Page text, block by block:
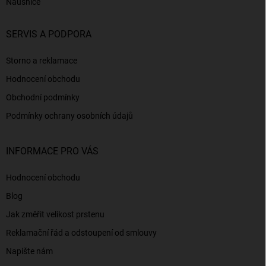
Náušnice
SERVIS A PODPORA
Storno a reklamace
Hodnocení obchodu
Obchodní podmínky
Podmínky ochrany osobních údajů
INFORMACE PRO VÁS
Hodnocení obchodu
Blog
Jak změřit velikost prstenu
Reklamační řád a odstoupení od smlouvy
Napište nám